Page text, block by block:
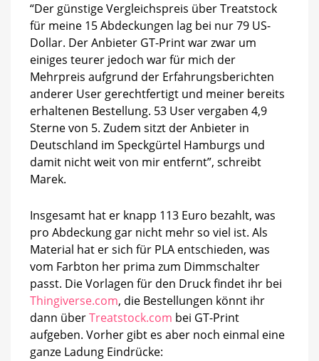
“Der günstige Vergleichspreis über Treatstock
für meine 15 Abdeckungen lag bei nur 79 US-
Dollar. Der Anbieter GT-Print war zwar um
einiges teurer jedoch war für mich der
Mehrpreis aufgrund der Erfahrungsberichten
anderer User gerechtfertigt und meiner bereits
erhaltenen Bestellung. 53 User vergaben 4,9
Sterne von 5. Zudem sitzt der Anbieter in
Deutschland im Speckgürtel Hamburgs und
damit nicht weit von mir entfernt”, schreibt
Marek.
Insgesamt hat er knapp 113 Euro bezahlt, was
pro Abdeckung gar nicht mehr so viel ist. Als
Material hat er sich für PLA entschieden, was
vom Farbton her prima zum Dimmschalter
passt. Die Vorlagen für den Druck findet ihr bei
Thingiverse.com, die Bestellungen könnt ihr
dann überTreatstock.com bei GT-Print
aufgeben. Vorher gibt es aber noch einmal eine
ganze Ladung Eindrücke: